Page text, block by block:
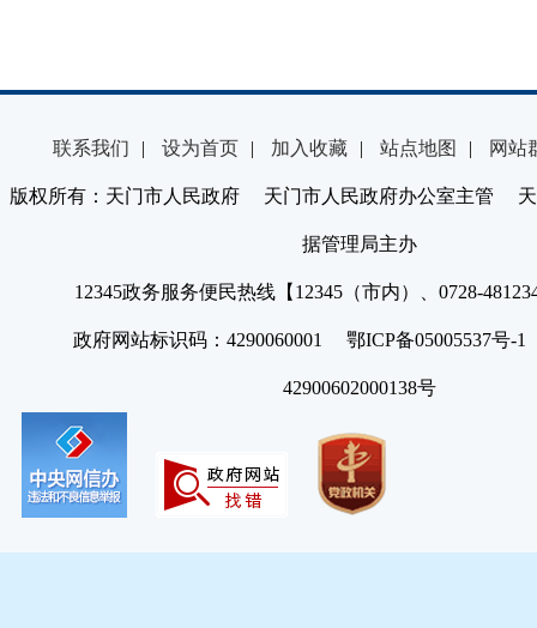
联系我们 | 设为首页 | 加入收藏 | 站点地图 | 网站
版权所有：天门市人民政府 天门市人民政府办公室主管 天
据管理局主办
12345政务服务便民热线【12345（市内）、0728-
政府网站标识码：4290060001 鄂ICP备05005537号
42900602000138号